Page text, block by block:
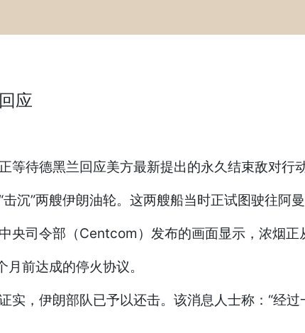
应
等待德黑兰回应美方最新提出的永久结束敌对行
沉”两艘伊朗油轮。这两艘船当时正试图驶往阿
央司令部（Centcom）发布的画面显示，浓烟正
前达成的停火协议。
实，伊朗部队已予以还击。该消息人士称：“经